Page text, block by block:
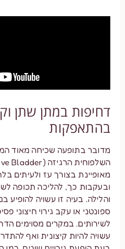
דחיפות במתן שתן
בהתאפקות
מדובר בתופעה שכיחה מאוד
מאופיינת בצורך עז ולעיתים
ובעקבות כך, להליכה תכופה
והלילה. בעיה זו עשויה להופיע
ספונטני או עקב גירוי חיצוני
לשירותים. במקרים מסוימים
עשויה להיות קיצונית ואף